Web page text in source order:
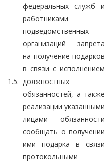
1.5.
федеральных служб и
работниками
подведомственных
организаций запрета
на получение подарков
в связи с исполнением
должностных
обязанностей, а также
реализации указанными
лицами обязанности
сообщать о получении
ими подарка в связи
протокольными